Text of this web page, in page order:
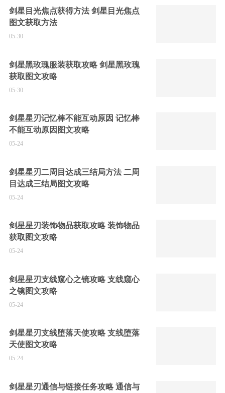
剑星目光焦点获得方法 剑星目光焦点
图文获取方法
05-30
剑星黑玫瑰服装获取攻略 剑星黑玫瑰
获取图文攻略
05-30
剑星星刃记忆棒不能互动原因 记忆棒
不能互动原因图文攻略
05-24
剑星星刃二周目达成三结局方法 二周
目达成三结局图文攻略
05-24
剑星星刃装饰物品获取攻略 装饰物品
获取图文攻略
05-24
剑星星刃支线窥心之镜攻略 支线窥心
之镜图文攻略
05-24
剑星星刃支线堕落天使攻略 支线堕落
天使图文攻略
05-24
剑星星刃通信与链接任务攻略 通信与